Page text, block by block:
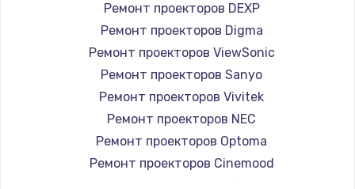
Ремонт проекторов DEXP
Ремонт проекторов Digma
Ремонт проекторов ViewSonic
Ремонт проекторов Sanyo
Ремонт проекторов Vivitek
Ремонт проекторов NEC
Ремонт проекторов Optoma
Ремонт проекторов Cinemood